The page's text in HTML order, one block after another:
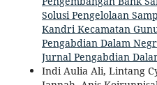
Solusi Pengelolaan
Kandri Kecamatan
Pengabdian Dalam
Jurnal Pengabdian
Indi Aulia Ali, Lintang